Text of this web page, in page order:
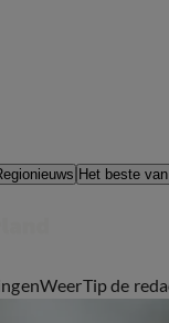
Het beste
WeerTip de